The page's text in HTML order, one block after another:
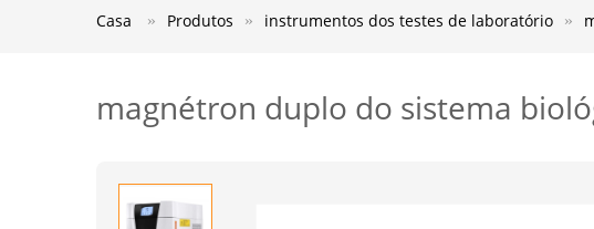
Casa Produtos instrumentos dos testes de laboratório
magnétron duplo do sistema